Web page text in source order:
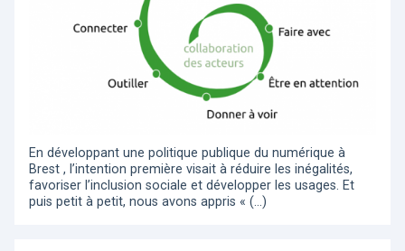
En développant une politique publique du numérique à
Brest , l’intention première visait à réduire les inégalités,
favoriser l’inclusion sociale et développer les usages. Et
puis petit à petit, nous avons appris « (…)